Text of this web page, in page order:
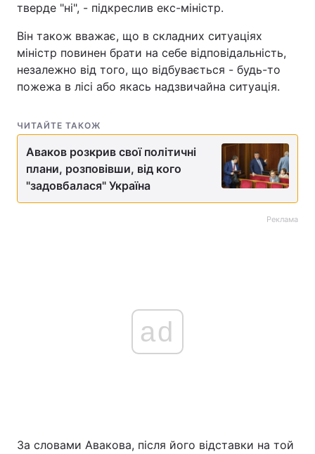
тверде "ні", - підкреслив екс-міністр.
Він також вважає, що в складних ситуаціях
міністр повинен брати на себе відповідальність,
незалежно від того, що відбувається - будь-то
пожежа в лісі або якась надзвичайна ситуація.
ЧИТАЙТЕ ТАКОЖ
Аваков розкрив свої політичні
плани, розповівши, від кого
"задовбалася" Україна
Реклама
ad
За словами Авакова, після його відставки на той